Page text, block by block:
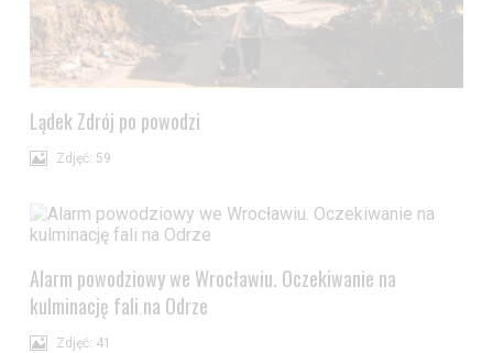
Jeżeli nie chcesz wyrazić zgody na przetwarzanie plików cookies,
przejdź doustawień zaawansowanych
Wyrażam zgodę i przechodzę do serwisu
Lądek Zdrój po powodzi
Zdjęć: 59
Alarm powodziowy we Wrocławiu. Oczekiwanie na
kulminację fali na Odrze
Zdjęć: 41